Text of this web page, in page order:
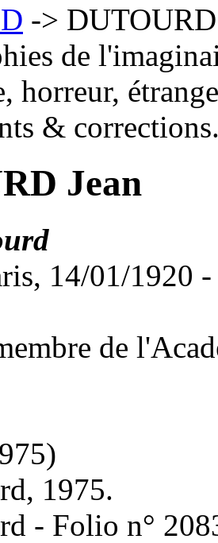
DUTOURD
de
horreur,
&
Jean
14/01/1920
de
1975.
- Folio n°